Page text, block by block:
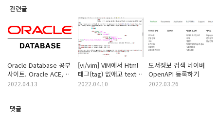
관련글
Oracle Database 공부
사이트. Oracle ACE,
ACE Director
2022.04.13
[vi/vim] VIM에서 Html
태그(tag) 없애고 text만
남기기
2022.04.10
도서정보 검색 네이버
OpenAPI 등록하기
2022.03.26
댓글